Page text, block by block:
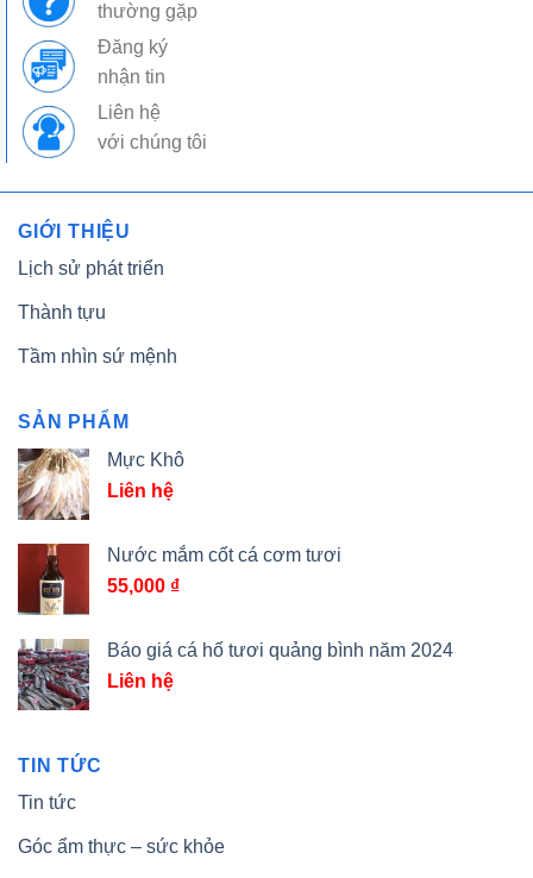
thường gặp
Đăng ký
nhận tin
Liên hệ
với chúng tôi
GIỚI THIỆU
Lịch sử phát triển
Thành tựu
Tầm nhìn sứ mệnh
SẢN PHẨM
Mực Khô
Liên hệ
Nước mắm cốt cá cơm tươi
55,000 ₫
Báo giá cá hố tươi quảng bình năm 2024
Liên hệ
TIN TỨC
Tin tức
Góc ẩm thực – sức khỏe